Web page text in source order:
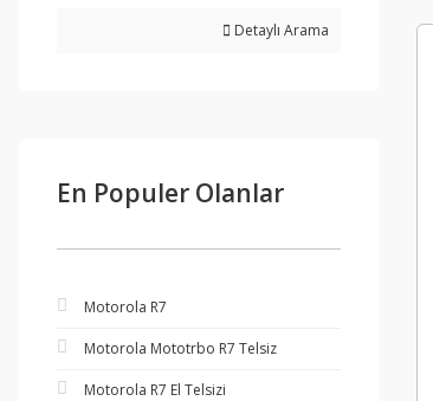
Detaylı Arama
En Populer Olanlar
Motorola R7
Motorola Mototrbo R7 Telsiz
Motorola R7 El Telsizi